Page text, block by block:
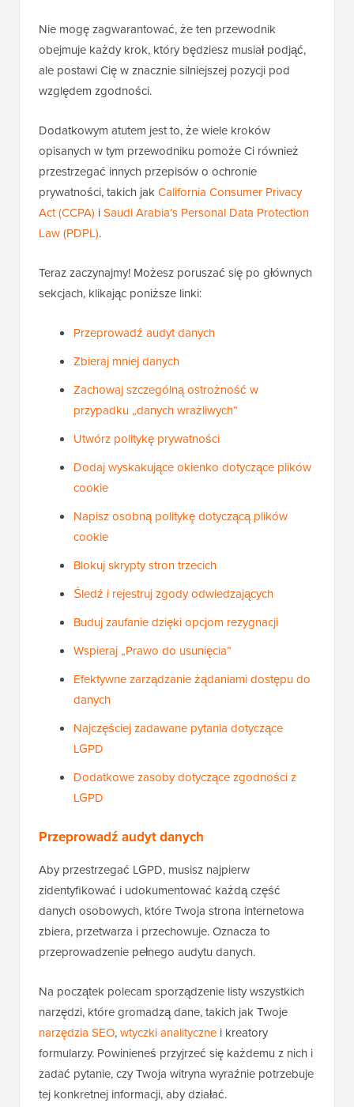
Nie mogę zagwarantować, że ten przewodnik
obejmuje każdy krok, który będziesz musiał podjąć,
ale postawi Cię w znacznie silniejszej pozycji pod
względem zgodności.
Dodatkowym atutem jest to, że wiele kroków
opisanych w tym przewodniku pomoże Ci również
przestrzegać innych przepisów o ochronie
prywatności, takich jakCalifornia Consumer Privacy
Act (CCPA) iSaudi Arabia’s Personal Data Protection
Law (PDPL).
Teraz zaczynajmy! Możesz poruszać się po głównych
sekcjach, klikając poniższe linki:
Przeprowadź audyt danych
Zbieraj mniej danych
Zachowaj szczególną ostrożność w
przypadku „danych wrażliwych”
Utwórz politykę prywatności
Dodaj wyskakujące okienko dotyczące plików
cookie
Napisz osobną politykę dotyczącą plików
cookie
Blokuj skrypty stron trzecich
Śledź i rejestruj zgody odwiedzających
Buduj zaufanie dzięki opcjom rezygnacji
Wspieraj „Prawo do usunięcia”
Efektywne zarządzanie żądaniami dostępu do
danych
Najczęściej zadawane pytania dotyczące
LGPD
Dodatkowe zasoby dotyczące zgodności z
LGPD
Przeprowadź audyt danych
Aby przestrzegać LGPD, musisz najpierw
zidentyfikować i udokumentować każdą część
danych osobowych, które Twoja strona internetowa
zbiera, przetwarza i przechowuje. Oznacza to
przeprowadzenie pełnego audytu danych.
Na początek polecam sporządzenie listy wszystkich
narzędzi, które gromadzą dane, takich jak Twoje
narzędzia SEO,wtyczki analityczne i kreatory
formularzy. Powinieneś przyjrzeć się każdemu z nich i
zadać pytanie, czy Twoja witryna wyraźnie potrzebuje
tej konkretnej informacji, aby działać.